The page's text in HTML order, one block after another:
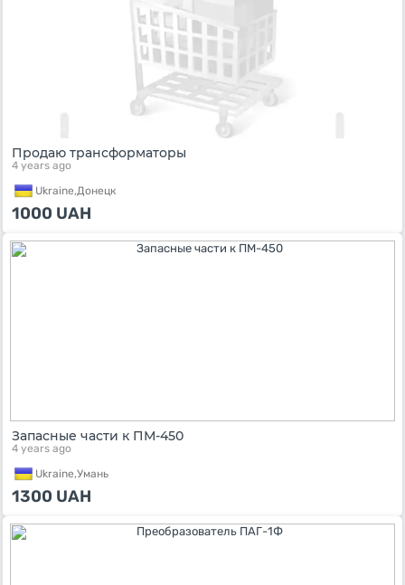
Продаю трансформаторы
4 years ago
Ukraine,Донецк
1000 UAH
Запасные части к ПМ-450
4 years ago
Ukraine,Умань
1300 UAH